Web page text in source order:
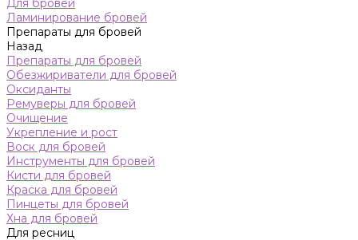
Для бровей
Ламинирование бровей
Препараты для бровей
Назад
Препараты для бровей
Обезжириватели для бровей
Оксиданты
Ремуверы для бровей
Очищение
Укрепление и рост
Воск для бровей
Инструменты для бровей
Кисти для бровей
Краска для бровей
Пинцеты для бровей
Хна для бровей
Для ресниц